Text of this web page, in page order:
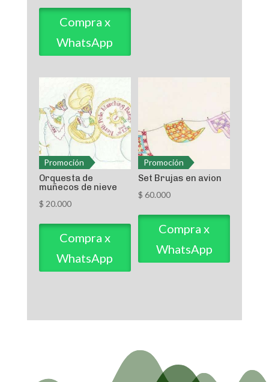
Compra x
WhatsApp
Promoción
Orquesta de
muñecos de nieve
$ 20.000
Compra x
WhatsApp
Promoción
Set Brujas en avion
$ 60.000
Compra x
WhatsApp